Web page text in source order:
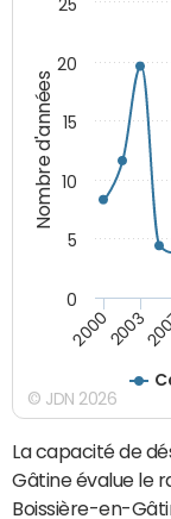
Nombre d'années
20002003
0
5
10
15
20
25
© JDN 2026
La capacité de
Gâtine évalue le
Boissière-en-